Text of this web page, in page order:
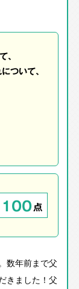
、
ついて、
100点
数年前まで父
きました！父